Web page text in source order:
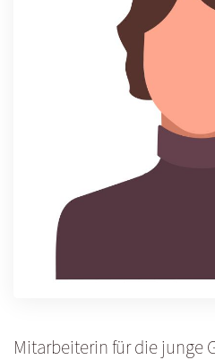
Mitarbeiterin für die junge